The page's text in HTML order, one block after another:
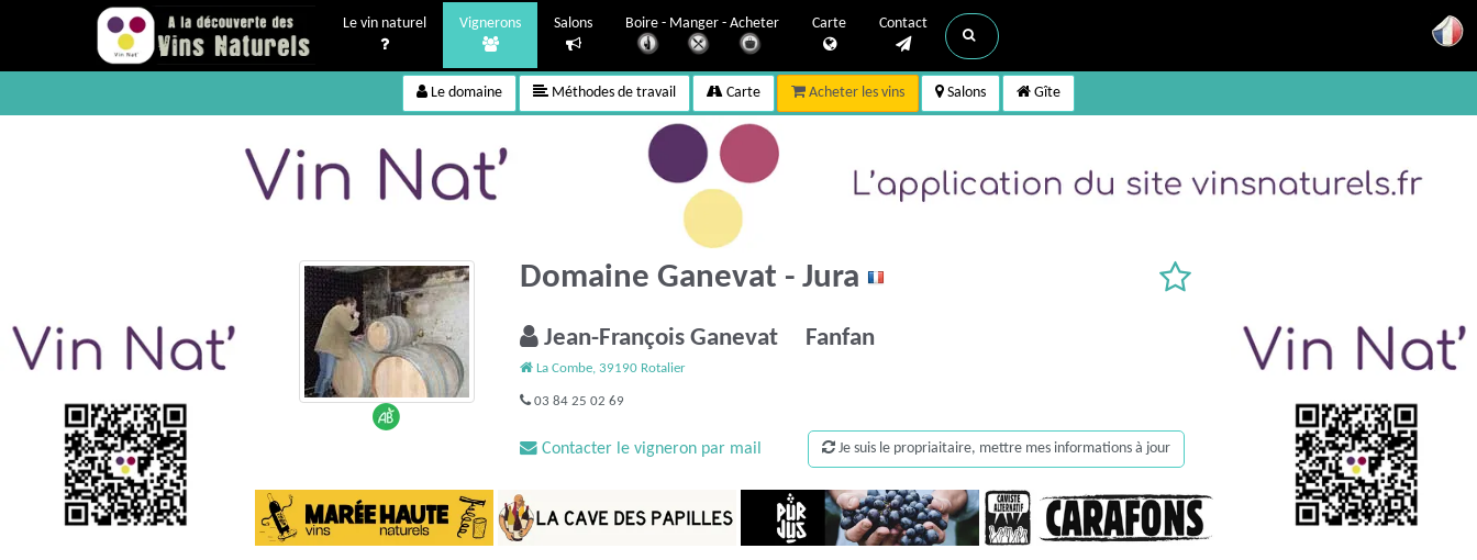
Le vin naturel Vignerons Salons Boire - Manger - Acheter Carte Contact
Le domaine Méthodes de travail Carte Acheter les vins Salons Gîte
Domaine Ganevat - Jura
Jean-François Ganevat Fanfan
La Combe, 39190 Rotalier
03 84 25 02 69
Contacter le vigneron par mail Je suis le propriaitaire, mettre mes informations à jour